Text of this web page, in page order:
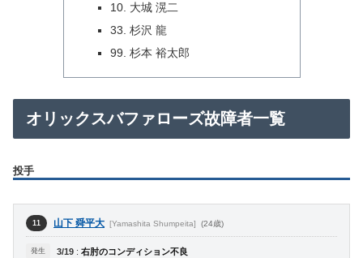
10. 大城 滉二
33. 杉沢 龍
99. 杉本 裕太郎
オリックスバファローズ故障者一覧
投手
11 山下 舜平大 [Yamashita Shumpeita] (24歳)
発生 3/19 : 右肘のコンディション不良